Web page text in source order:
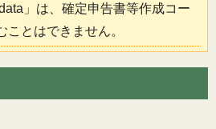
」は、確定申告書等作成コー
とはできません。